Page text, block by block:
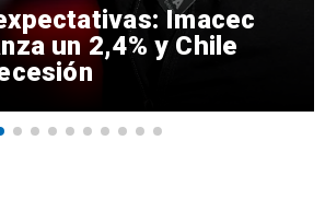
Imacec
un 2,4% y Chile